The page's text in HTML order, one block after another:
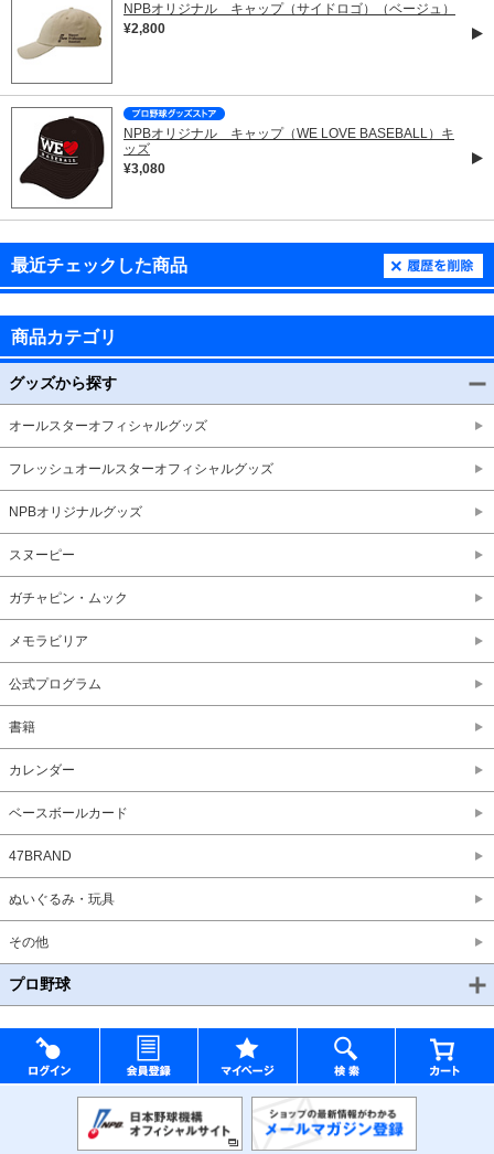
NPBオリジナル キャップ（サイドロゴ）（ベージュ）
¥2,800
NPBオリジナル キャップ（WE LOVE BASEBALL）キ
ッズ
¥3,080
最近チェックした商品
商品カテゴリ
グッズから探す
オールスターオフィシャルグッズ
フレッシュオールスターオフィシャルグッズ
NPBオリジナルグッズ
スヌーピー
ガチャピン・ムック
メモラビリア
公式プログラム
書籍
カレンダー
ベースボールカード
47BRAND
ぬいぐるみ・玩具
その他
プロ野球